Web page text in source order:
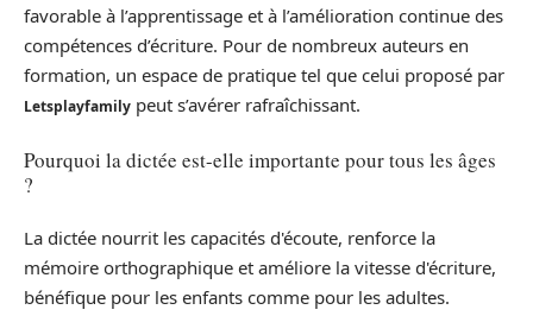
favorable à l’apprentissage et à l’amélioration continue des
compétences d’écriture. Pour de nombreux auteurs en
formation, un espace de pratique tel que celui proposé par
Letsplayfamily peut s’avérer rafraîchissant.
Pourquoi la dictée est-elle importante pour tous les âges
?
La dictée nourrit les capacités d'écoute, renforce la
mémoire orthographique et améliore la vitesse d'écriture,
bénéfique pour les enfants comme pour les adultes.